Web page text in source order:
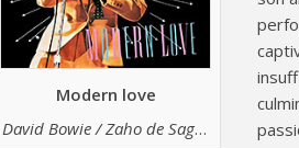
Modern love
David Bowie / Zaho de Sagazan